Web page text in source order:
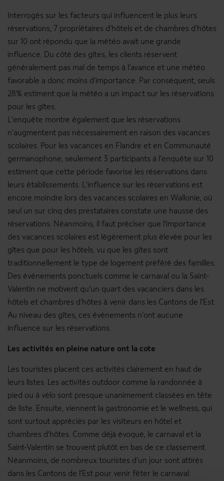
Interrogés sur les facteurs qui influencent le plus leurs
réservations, 7 propriétaires d'hôtels et de chambres d'hôtes
sur 10 ont répondu que la météo avait une grande
influence. Du côté des gîtes, les clients réservent
généralement pas mal de temps à l’avance et une météo
favorable a donc moins d’importance. Par conséquent, seuls
28% estiment que la météo a un impact sur les réservations
pour les gîtes.
L’enquête montre également que les réservations
n’augmentent pas nécessairement en raison des vacances
scolaires. Pour les vacances en Flandre et en Communauté
germanophone, seulement 3 participants à l’enquête sur 10
estiment que cette période favorise les réservations dans
leurs établissements. L’influence sur les réservations est
encore moindre lors des vacances scolaires en Wallonie, où
seul un sur cinq des prestataires constate une hausse des
réservations. Néanmoins, il faut préciser que l’importance
des vacances scolaires est légèrement plus élevée pour les
gîtes que pour les hôtels, vu que les gîtes sont
traditionnellement le type de logement préféré des familles.
Des événements ponctuels comme le carnaval ou la Saint-
Valentin ne motivent qu’un quart des vacanciers dans les
hôtels et chambres d’hôtes à venir dans les Cantons de l’Est.
Au niveau des gîtes, ces évènements n’ont aucune
influence sur les réservations.
Les activités en pleine nature ont la cote
Les touristes placent ces activités clairement en haut de
leurs listes. Les activités outdoor comme la randonnée à
pied ou à vélo sont presque unanimement classées en tête
de liste. Ensuite, viennent la gastronomie et le wellness, qui
sont surtout appréciés par les visiteurs en hôtel et
chambres d’hôtes. Comme déjà évoqué, le carnaval et la
Saint-Valentin se trouvent plutôt en bas de ce classement.
Néanmoins, de nombreux touristes d’un jour sont attirés
dans les Cantons de l’Est pour venir fêter le carnaval.